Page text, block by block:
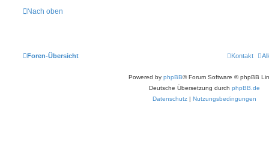
Nach oben
Foren-Übersicht Kontakt
Powered by phpBB® Forum Software © phpBB
Deutsche Übersetzung durch phpBB.de
Datenschutz | Nutzungsbedingungen